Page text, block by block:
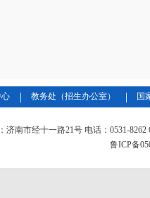
| 教务处（招生办公室） | 国
济南市经十一路21号 电话：0531-8262
鲁ICP备